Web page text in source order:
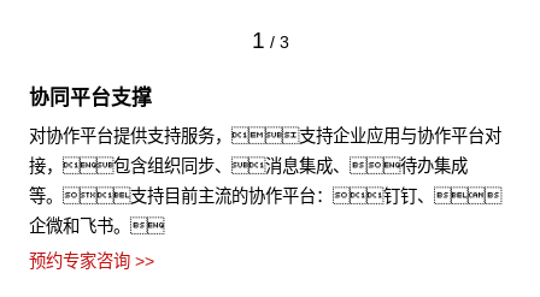
1 / 3
协同平台支撑
对协作平台提供支持服务，支持企业应用与协作平台对
接，包含组织同步、消息集成、待办集成
等。支持目前主流的协作平台：钉钉、
企微和飞书。
预约专家咨询 >>